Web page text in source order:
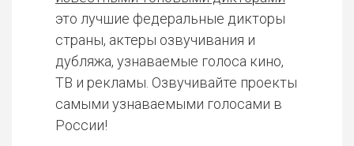
это лучшие федеральные дикторы
страны, актеры озвучивания и
дубляжа, узнаваемые голоса кино,
ТВ и рекламы. Озвучивайте проекты
самыми узнаваемыми голосами в
России!